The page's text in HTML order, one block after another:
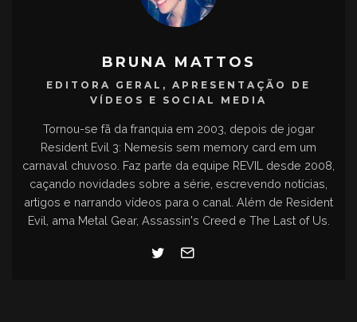
BRUNA MATTOS
EDITORA GERAL, APRESENTAÇÃO DE
VÍDEOS E SOCIAL MEDIA
Tornou-se fã da franquia em 2003, depois de jogar
Resident Evil 3: Nemesis sem memory card em um
carnaval chuvoso. Faz parte da equipe REVIL desde 2008,
caçando novidades sobre a série, escrevendo notícias,
artigos e narrando vídeos para o canal. Além de Resident
Evil, ama Metal Gear, Assassin's Creed e The Last of Us.